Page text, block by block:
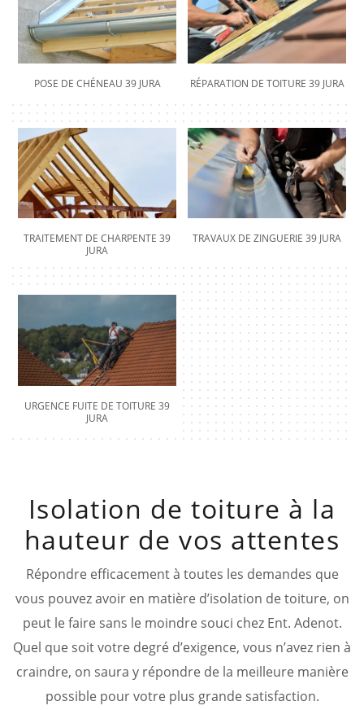
POSE DE CHÉNEAU 39 JURA RÉPARATION DE TOITURE 39 JURA
TRAITEMENT DE CHARPENTE 39
JURA
TRAVAUX DE ZINGUERIE 39 JURA
URGENCE FUITE DE TOITURE 39
JURA
Isolation de toiture à la
hauteur de vos attentes
Répondre efficacement à toutes les demandes que
vous pouvez avoir en matière d’isolation de toiture, on
peut le faire sans le moindre souci chez Ent. Adenot.
Quel que soit votre degré d’exigence, vous n’avez rien à
craindre, on saura y répondre de la meilleure manière
possible pour votre plus grande satisfaction.